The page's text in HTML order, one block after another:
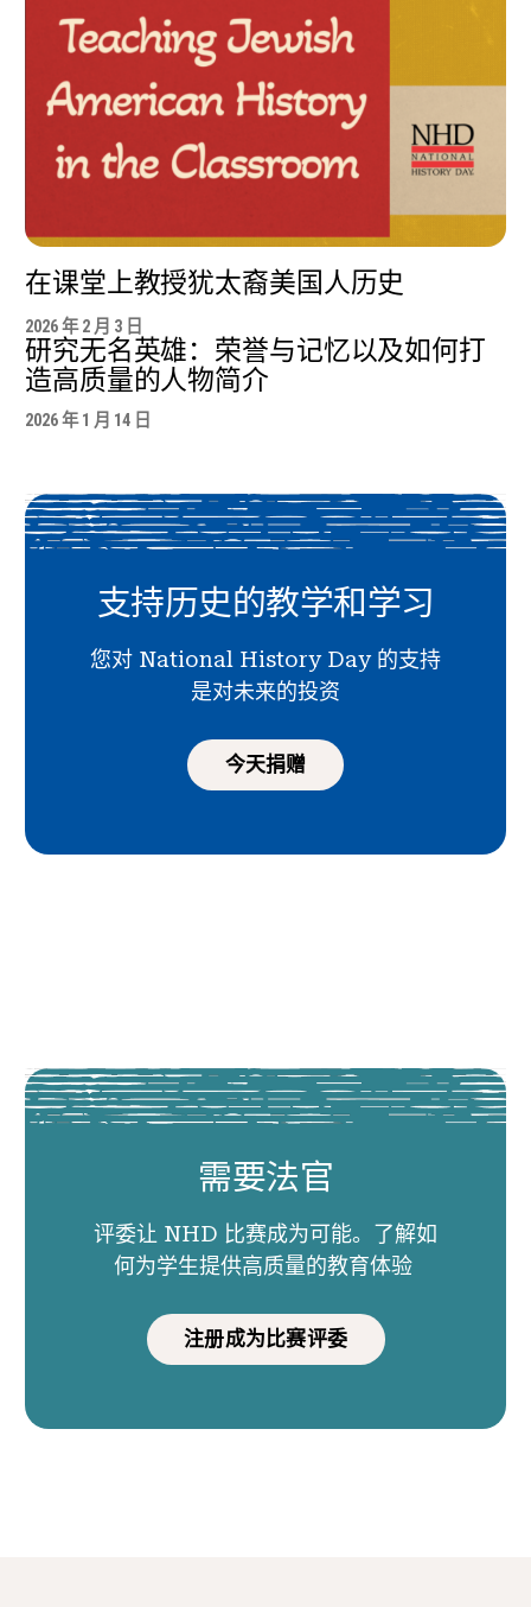
在课堂上教授犹太裔美国人历史
2026 年 2 月 3 日
研究无名英雄：荣誉与记忆以及如何打
造高质量的人物简介
2026 年 1 月 14 日
支持历史的教学和学习
您对 National History Day 的支持
是对未来的投资
今天捐赠
需要法官
评委让 NHD 比赛成为可能。了解如
何为学生提供高质量的教育体验
注册成为比赛评委